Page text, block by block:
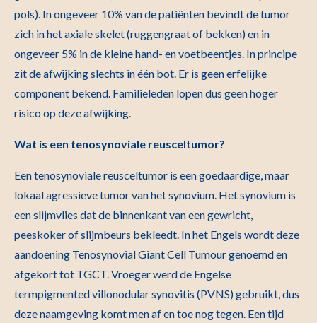
pols). In ongeveer 10% van de patiënten bevindt de tumor
zich in het axiale skelet (ruggengraat of bekken) en in
ongeveer 5% in de kleine hand- en voetbeentjes. In principe
zit de afwijking slechts in één bot. Er is geen erfelijke
component bekend. Familieleden lopen dus geen hoger
risico op deze afwijking.
Wat is een tenosynoviale reusceltumor?
Een tenosynoviale reusceltumor is een goedaardige, maar
lokaal agressieve tumor van het synovium. Het synovium is
een slijmvlies dat de binnenkant van een gewricht,
peeskoker of slijmbeurs bekleedt. In het Engels wordt deze
aandoening Tenosynovial Giant Cell Tumour genoemd en
afgekort tot TGCT. Vroeger werd de Engelse
termpigmented villonodular synovitis (PVNS) gebruikt, dus
deze naamgeving komt men af en toe nog tegen. Een tijd